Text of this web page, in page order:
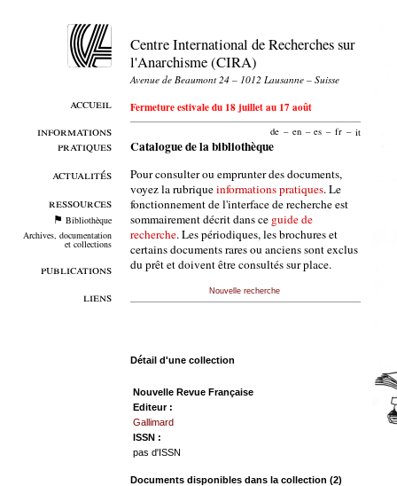
accueil
informations
pratiques
actualités
ressources
Bibliothèque
Archives, documentation
et collections
publications
liens
Centre International de Recherches sur
l'Anarchisme (CIRA)
Avenue de Beaumont 24 – 1012 Lausanne – Suisse
Fermeture estivale du 18 juillet au 17 août
de – en – es – fr – it
Catalogue de la bibliothèque
Pour consulter ou emprunter des documents,
voyez la rubriqueinformations pratiques. Le
fonctionnement de l'interface de recherche est
sommairement décrit dans ce guide de
recherche. Les périodiques, les brochures et
certains documents rares ou anciens sont exclus
du prêt et doivent être consultés sur place.
Nouvelle recherche
Détail d'une collection
Nouvelle Revue Française
Editeur :
Gallimard
ISSN :
pas d'ISSN
Documents disponibles dans la collection (2)